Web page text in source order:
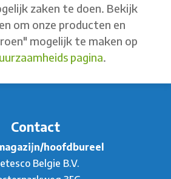
zaken te doen. Bekijk
om onze producten en
mogelijk te maken op
pagina.
Contact
hoofdbureel
Belgie B.V.